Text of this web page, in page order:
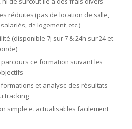
réduites (pas de location de salle,
de logement, etc.)
(disponible 7j sur 7 & 24h sur 24 et
de formation suivant les
et analyse des résultats
tracking
simple et actualisables facilement